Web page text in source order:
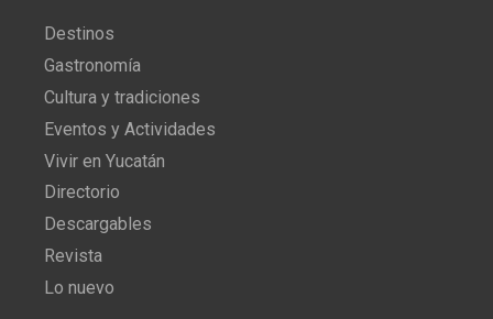
Destinos
Gastronomía
Cultura y tradiciones
Eventos y Actividades
Vivir en Yucatán
Directorio
Descargables
Revista
Lo nuevo